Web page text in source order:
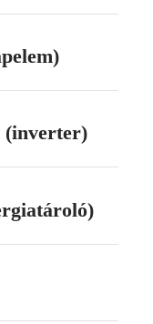
(inverter)